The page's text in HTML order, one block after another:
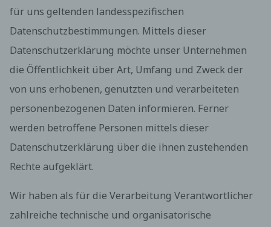
für uns geltenden landesspezifischen
Datenschutzbestimmungen. Mittels dieser
Datenschutzerklärung möchte unser Unternehmen
die Öffentlichkeit über Art, Umfang und Zweck der
von uns erhobenen, genutzten und verarbeiteten
personenbezogenen Daten informieren. Ferner
werden betroffene Personen mittels dieser
Datenschutzerklärung über die ihnen zustehenden
Rechte aufgeklärt.
Wir haben als für die Verarbeitung Verantwortlicher
zahlreiche technische und organisatorische